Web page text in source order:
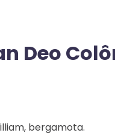
Deo
bergamota.